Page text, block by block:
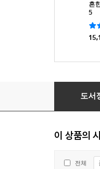
흔
5
빨간내복야
도서
이 상품의
전체